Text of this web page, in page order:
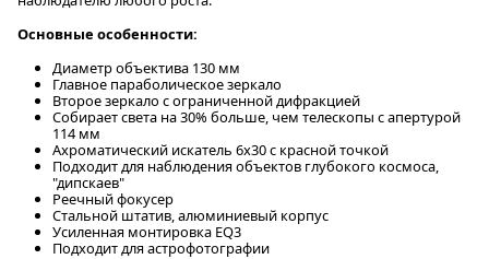
Основные особенности:
Диаметр объектива 130 мм
Главное параболическое зеркало
Второе зеркало с ограниченной дифракцией
Собирает света на 30% больше, чем телескопы с апертурой
114 мм
Ахроматический искатель 6х30 с красной точкой
Подходит для наблюдения объектов глубокого космоса,
"дипскаев"
Реечный фокусер
Стальной штатив, алюминиевый корпус
Усиленная монтировка EQ3
Подходит для астрофотографии